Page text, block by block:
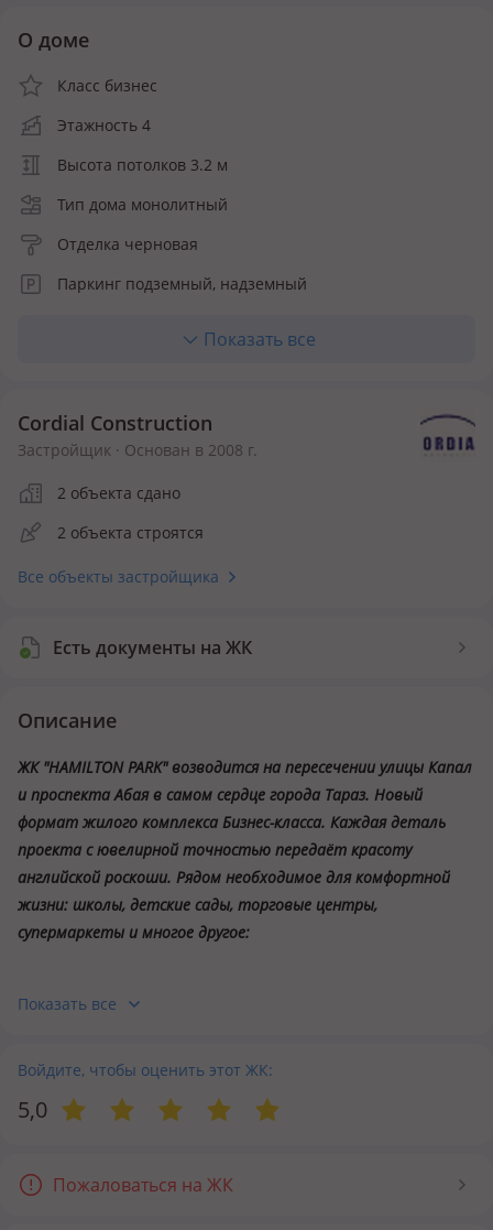
О доме
Класс бизнес
Этажность 4
Высота потолков 3.2 м
Тип дома монолитный
Отделка черновая
Паркинг подземный, надземный
Количество квартир 340
Инфраструктура внутри ЖК
Детская площадка Спортивная площадка
Безопасность
Показать все
Cordial Construction
Застройщик · Основан в 2008 г.
2 объекта сдано
2 объекта строятся
Все объекты застройщика
Есть документы на ЖК
Описание
ЖК "HAMILTON PARK" возводится на пересечении улицы Капал
и проспекта Абая в самом сердце города Тараз. Новый
формат жилого комплекса Бизнес-класса. Каждая деталь
проекта с ювелирной точностью передаёт красоту
английской роскоши. Рядом необходимое для комфортной
жизни: школы, детские сады, торговые центры,
супермаркеты и многое другое:
💥Закрытый, безопасный двор
💥Дизайнерское оформление Лобби и интерьера дворовой
территории
💥 Качественные и экологически чистые материалы
💥3-метровые потолки
Показать все
Войдите, чтобы оценить этот ЖК:
5,0
Пожаловаться на ЖК